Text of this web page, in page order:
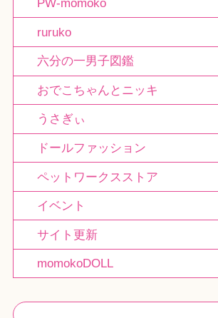
PW-momoko
ruruko
六分の一男子図鑑
おでこちゃんとニッキ
うさぎぃ
ドールファッション
ペットワークスストア
イベント
サイト更新
momokoDOLL